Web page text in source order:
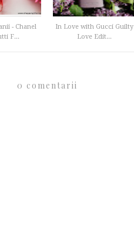
- Chanel
F...
In Love with Gucci Guilty
Love Edit...
0 comentarii